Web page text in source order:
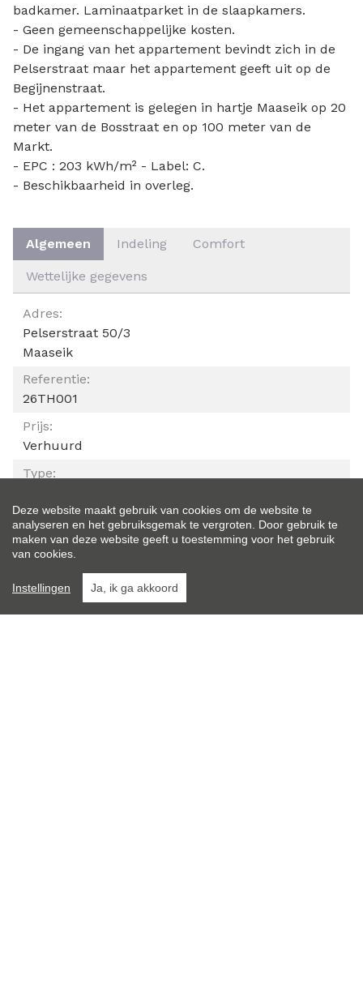
badkamer. Laminaatparket in de slaapkamers.
- Geen gemeenschappelijke kosten.
- De ingang van het appartement bevindt zich in de
Pelserstraat maar het appartement geeft uit op de
Begijnenstraat.
- Het appartement is gelegen in hartje Maaseik op 20
meter van de Bosstraat en op 100 meter van de
Markt.
- EPC : 203 kWh/m² - Label: C.
- Beschikbaarheid in overleg.
Algemeen Indeling Comfort
Wettelijke gegevens
ALGEMEEN
Adres:
Pelserstraat 50/3
Maaseik
Referentie:
26TH001
Prijs:
Verhuurd
Type:
Ligging:
In centrum, Stad, Stad centrum
77 m²
Bouwjaar:
Deze website maakt gebruik van cookies om de website te
analyseren en het gebruiksgemak te vergroten. Door gebruik te
maken van deze website geeft u toestemming voor het gebruik
van cookies.
Instellingen Ja, ik ga akkoord